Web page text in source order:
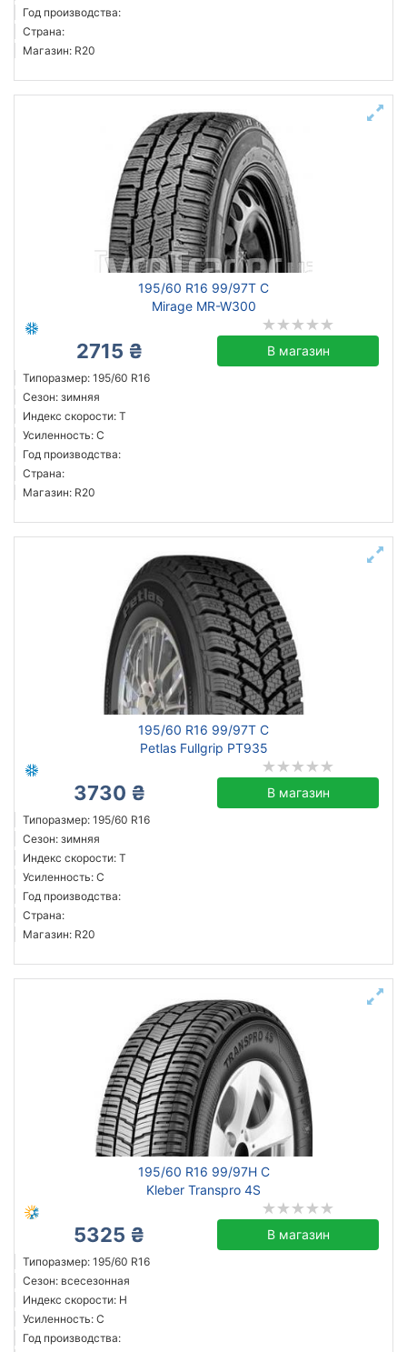
Год производства:
Страна:
Магазин: R20
195/60 R16 99/97T C
Mirage MR-W300
2715 ₴ В магазин
Типоразмер: 195/60 R16
Сезон: зимняя
Индекс скорости: T
Усиленность: C
Год производства:
Страна:
Магазин: R20
195/60 R16 99/97T C
Petlas Fullgrip PT935
3730 ₴ В магазин
Типоразмер: 195/60 R16
Сезон: зимняя
Индекс скорости: T
Усиленность: C
Год производства:
Страна:
Магазин: R20
195/60 R16 99/97H C
Kleber Transpro 4S
5325 ₴ В магазин
Типоразмер: 195/60 R16
Сезон: всесезонная
Индекс скорости: H
Усиленность: C
Год производства: